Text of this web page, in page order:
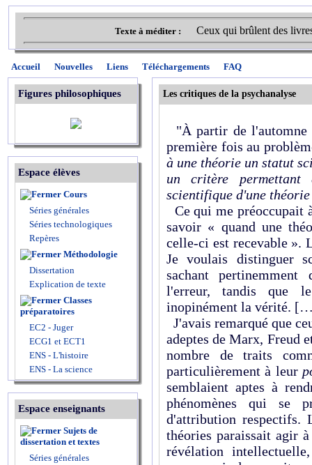
Texte à méditer : Ceux qui brûlent des
Accueil Nouvelles Liens Téléchargements FAQ
Figures philosophiques
Espace élèves
Cours
Séries générales
Séries technologiques
Repères
Méthodologie
Dissertation
Explication de texte
Classes
préparatoires
EC2 - Juger
ECG1 et ECT1
ENS - L'histoire
ENS - La science
Espace enseignants
Sujets de
dissertation et textes
Séries générales
Les critiques de la psychanalyse
"À partir de
première fois au
à une théorie un statut
un critère
scientifique d'une
Ce qui me préoccupait
savoir « quand une
celle-ci est recevable ».
Je voulais distinguer
sachant
l'erreur, tandis que le
inopinément la vérité.
J'avais remarqué que
adeptes de Marx, Freud
nombre de traits
particulièrement à leur
semblaient aptes à
phénomènes qui se
d'attribution respectifs.
théories paraissait agir
révélation